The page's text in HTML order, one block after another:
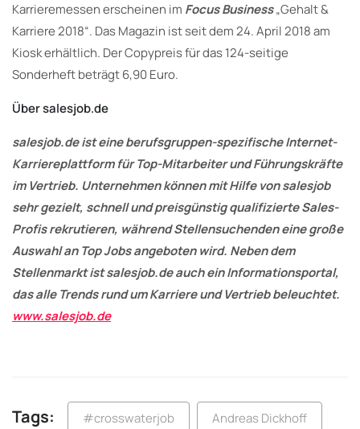
Karrieremessen erscheinen im Focus Business„Gehalt &
Karriere 2018“. Das Magazin ist seit dem 24. April 2018 am
Kiosk erhältlich. Der Copypreis für das 124-seitige
Sonderheft beträgt 6,90 Euro.
Über salesjob.de
salesjob.de ist eine berufsgruppen-spezifische Internet-
Karriereplattform für Top-Mitarbeiter und Führungskräfte
im Vertrieb. Unternehmen können mit Hilfe von salesjob
sehr gezielt, schnell und preisgünstig qualifizierte Sales-
Profis rekrutieren, während Stellensuchenden eine große
Auswahl an Top Jobs angeboten wird. Neben dem
Stellenmarkt ist salesjob.de auch ein Informationsportal,
das alle Trends rund um Karriere und Vertrieb beleuchtet.
www.salesjob.de
Tags: #crosswaterjob Andreas Dickhoff